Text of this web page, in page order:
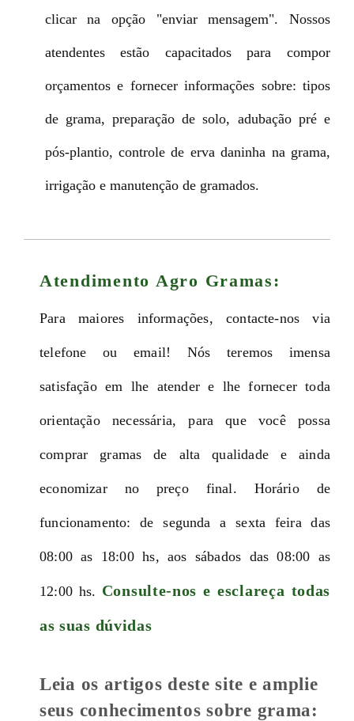
clicar na opção "enviar mensagem". Nossos
atendentes estão capacitados para compor
orçamentos e fornecer informações sobre: tipos
de grama, preparação de solo, adubação pré e
pós-plantio, controle de erva daninha na grama,
irrigação e manutenção de gramados.
Atendimento Agro Gramas:
Para maiores informações, contacte-nos via
telefone ou email! Nós teremos imensa
satisfação em lhe atender e lhe fornecer toda
orientação necessária, para que você possa
comprar gramas de alta qualidade e ainda
economizar no preço final. Horário de
funcionamento: de segunda a sexta feira das
08:00 as 18:00 hs, aos sábados das 08:00 as
12:00 hs. Consulte-nos e esclareça todas
as suas dúvidas
Leia os artigos deste site e amplie
seus conhecimentos sobre grama: